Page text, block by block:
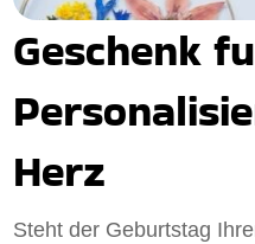
Geschenk
Herz
Steht der Geburtstag